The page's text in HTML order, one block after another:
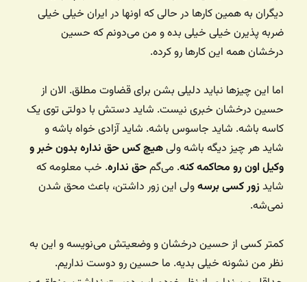
دیگران به همین کارها در حالی که اونها در ایران خیلی خیلی
ضربه پذیرن خیلی خیلی بده و من می‌دونم که حسین
درخشان همه این کارها رو کرده.
اما این چیزها نباید دلیلی بشن برای قضاوت مطلق. الان از
حسین درخشان خبری نیست. شاید دستش با دولتی توی یک
کاسه باشه. شاید جاسوس باشه. شاید آزادی خواه باشه و
شاید هر چیز دیگه باشه ولیهیچ کس حق نداره بدون خبر و
وکیل اون رو محاکمه کنه. می‌گمحق نداره. خب معلومه که
شایدزور کسی برسهولی این زور داشتن، باعث محق شدن
نمی‌شه.
کمتر کسی از حسین درخشان و وضعیتش می‌نویسه و این به
نظر من نشونه خیلی بدیه. ما حسین رو دوست نداریم.